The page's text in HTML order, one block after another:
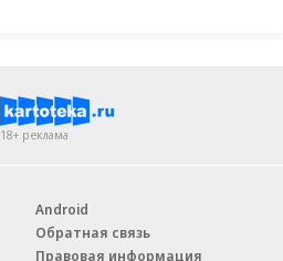
18+ реклама
Android
Обратная связь
Правовая информация